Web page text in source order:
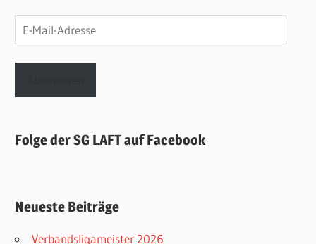
E-
Mail-
Adresse
Folge der SG LAFT auf Facebook
Neueste Beiträge
Verbandsligameister 2026